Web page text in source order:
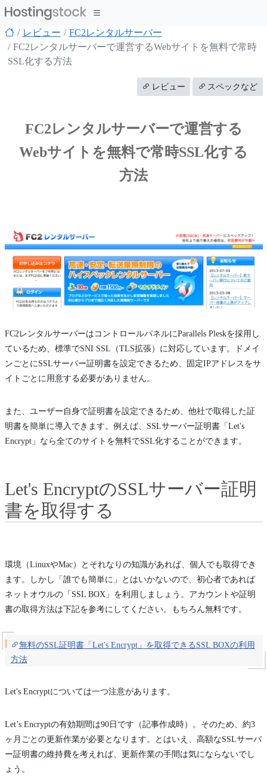
レビュー
FC2レンタルサーバー
FC2レンタルサーバーで運営するWebサイトを無料で常時
SSL化する方法
レビュー スペックなど
FC2レンタルサーバーで運営する
Webサイトを無料で常時SSL化する
方法
FC2レンタルサーバーはコントロールパネルにParallels Pleskを採用し
ているため、標準でSNI SSL（TLS拡張）に対応しています。ドメイ
ンごとにSSLサーバー証明書を設定できるため、固定IPアドレスをサ
イトごとに用意する必要がありません。
また、ユーザー自身で証明書を設定できるため、他社で取得した証
明書を簡単に導入できます。例えば、SSLサーバー証明書「Let's
Encrypt」なら全てのサイトを無料でSSL化することができます。
Let's EncryptのSSLサーバー証明
書を取得する
環境（LinuxやMac）とそれなりの知識があれば、個人でも取得でき
ます。しかし「誰でも簡単に」とはいかないので、初心者であれば
ネットオウルの「SSL BOX」を利用しましょう。アカウントや証明
書の取得方法は下記を参考にしてください。もちろん無料です。
無料のSSL証明書「Let's Encrypt」を取得できるSSL BOXの利用
方法
Let's Encryptについては一つ注意があります。
Let’s Encryptの有効期間は90日です（記事作成時）。そのため、約3
ヶ月ごとの更新作業が必要となります。とはいえ、高額なSSLサーバ
ー証明書の維持費を考えれば、更新作業の手間は気にならないでし
ょう。